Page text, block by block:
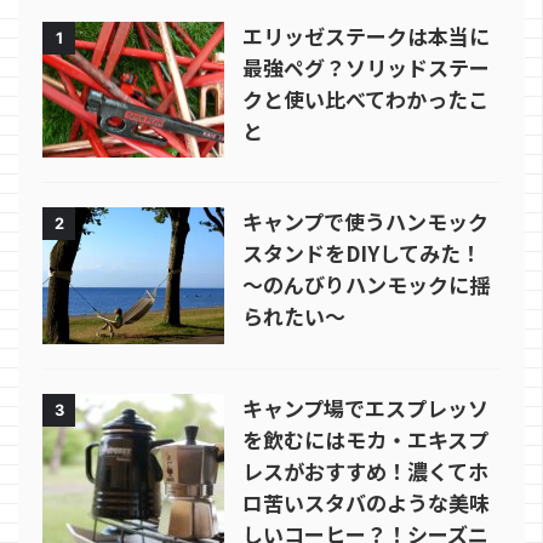
1
エリッゼステークは本当に
最強ペグ？ソリッドステー
クと使い比べてわかったこ
と
2
キャンプで使うハンモック
スタンドをDIYしてみた！
～のんびりハンモックに揺
られたい～
3
キャンプ場でエスプレッソ
を飲むにはモカ・エキスプ
レスがおすすめ！濃くてホ
ロ苦いスタバのような美味
しいコーヒー？！シーズニ